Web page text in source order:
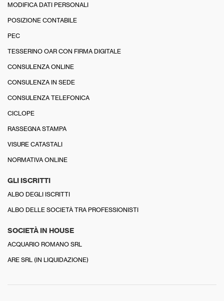
MODIFICA DATI PERSONALI
POSIZIONE CONTABILE
PEC
TESSERINO OAR CON FIRMA DIGITALE
CONSULENZA ONLINE
CONSULENZA IN SEDE
CONSULENZA TELEFONICA
CICLOPE
RASSEGNA STAMPA
VISURE CATASTALI
NORMATIVA ONLINE
GLI ISCRITTI
ALBO DEGLI ISCRITTI
ALBO DELLE SOCIETÀ TRA PROFESSIONISTI
SOCIETÀ IN HOUSE
ACQUARIO ROMANO SRL
ARE SRL (IN LIQUIDAZIONE)